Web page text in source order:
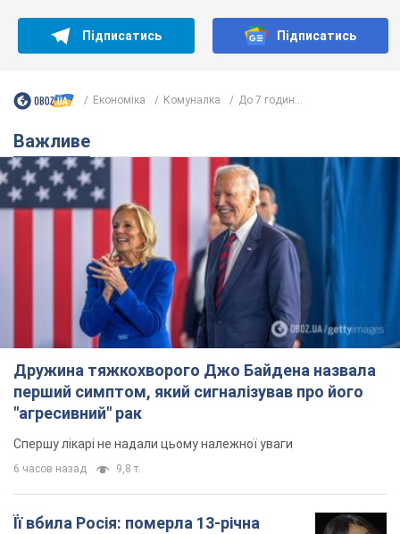
Підписатись Підписатись
Економіка Комуналка До 7 годин...
Важливе
Дружина тяжкохворого Джо Байдена назвала
перший симптом, який сигналізував про його
"агресивний" рак
Спершу лікарі не надали цьому належної уваги
6 часов назад 9,8 т.
Її вбила Росія: померла 13-річна